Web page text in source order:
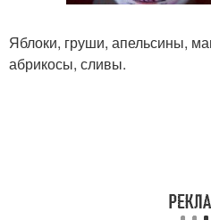
Яблоки, груши, апельсины,
абрикосы, сливы.